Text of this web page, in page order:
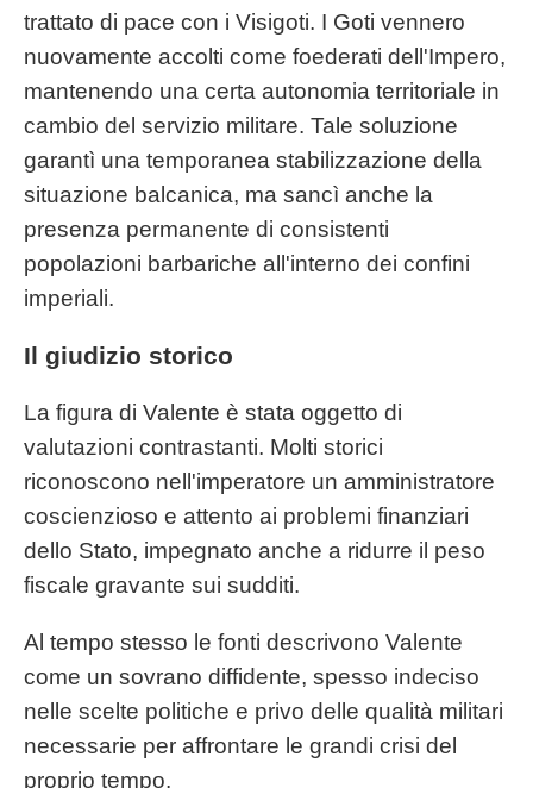
trattato di pace con i Visigoti. I Goti vennero
nuovamente accolti come foederati dell'Impero,
mantenendo una certa autonomia territoriale in
cambio del servizio militare. Tale soluzione
garantì una temporanea stabilizzazione della
situazione balcanica, ma sancì anche la
presenza permanente di consistenti
popolazioni barbariche all'interno dei confini
imperiali.
Il giudizio storico
La figura di Valente è stata oggetto di
valutazioni contrastanti. Molti storici
riconoscono nell'imperatore un amministratore
coscienzioso e attento ai problemi finanziari
dello Stato, impegnato anche a ridurre il peso
fiscale gravante sui sudditi.
Al tempo stesso le fonti descrivono Valente
come un sovrano diffidente, spesso indeciso
nelle scelte politiche e privo delle qualità militari
necessarie per affrontare le grandi crisi del
proprio tempo.